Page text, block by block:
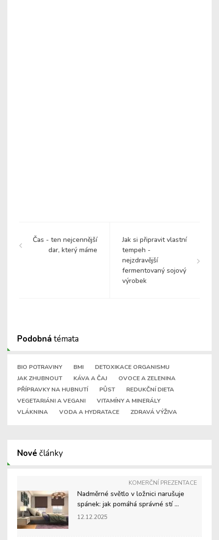
Čas - ten nejcennější
dar, který máme
Jak si připravit vlastní
tempeh -
nejzdravější
fermentovaný sojový
výrobek
Podobná témata
BIO POTRAVINY BMI
DETOXIKACE ORGANISMU
JAK ZHUBNOUT
KÁVA A ČAJ
OVOCE A ZELENINA
PŘÍPRAVKY NA HUBNUTÍ
PŮST
REDUKČNÍ DIETA
VEGETARIÁNI A VEGANI
VITAMÍNY A MINERÁLY
VLÁKNINA
VODA A HYDRATACE ZDRAVÁ VÝŽIVA
Nové články
KOMERČNÍ PREZENTACE
Nadměrné světlo v ložnici narušuje
spánek: jak pomáhá správné stí ...
12.12.2025